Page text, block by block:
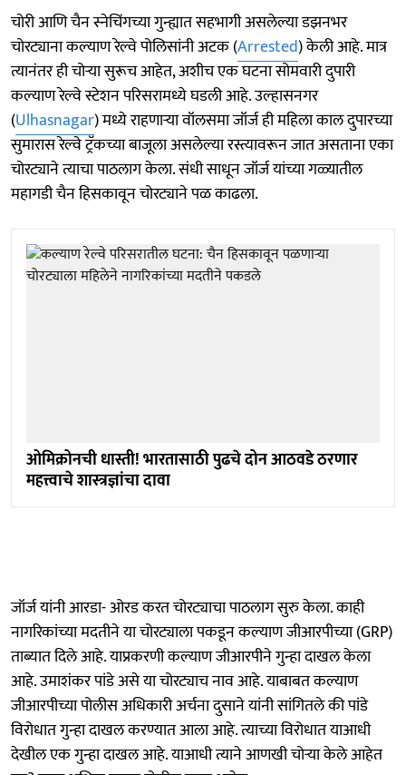
चोरी आणि चैन स्नेचिंगच्या गुन्ह्यात सहभागी असलेल्या डझनभर
चोरट्याना कल्याण रेल्वे पोलिसांनी अटक (Arrested) केली आहे. मात्र
त्यानंतर ही चोऱ्या सुरूच आहेत, अशीच एक घटना सोमवारी दुपारी
कल्याण रेल्वे स्टेशन परिसरामध्ये घडली आहे. उल्हासनगर
(Ulhasnagar) मध्ये राहणाऱ्या वॉलसमा जॉर्ज ही महिला काल दुपारच्या
सुमारास रेल्वे ट्रॅकच्या बाजूला असलेल्या रस्त्यावरून जात असताना एका
चोरट्याने त्याचा पाठलाग केला. संधी साधून जॉर्ज यांच्या गळ्यातील
महागडी चैन हिसकावून चोरट्याने पळ काढला.
ओमिक्रोनची धास्ती! भारतासाठी पुढचे दोन आठवडे ठरणार
महत्त्वाचे शास्त्रज्ञांचा दावा
जॉर्ज यांनी आरडा- ओरड करत चोरट्याचा पाठलाग सुरु केला. काही
नागरिकांच्या मदतीने या चोरट्याला पकडून कल्याण जीआरपीच्या (GRP)
ताब्यात दिले आहे. याप्रकरणी कल्याण जीआरपीने गुन्हा दाखल केला
आहे. उमाशंकर पांडे असे या चोरट्याच नाव आहे. याबाबत कल्याण
जीआरपीच्या पोलीस अधिकारी अर्चना दुसाने यांनी सांगितले की पांडे
विरोधात गुन्हा दाखल करण्यात आला आहे. त्याच्या विरोधात याआधी
देखील एक गुन्हा दाखल आहे. याआधी त्याने आणखी चोऱ्या केले आहेत